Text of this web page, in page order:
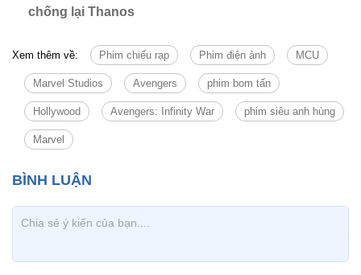
chống lại Thanos
Xem thêm về: Phim chiếu rạp Phim điện ảnh MCU
Marvel Studios Avengers phim bom tấn
Hollywood Avengers: Infinity War phim siêu anh hùng
Marvel